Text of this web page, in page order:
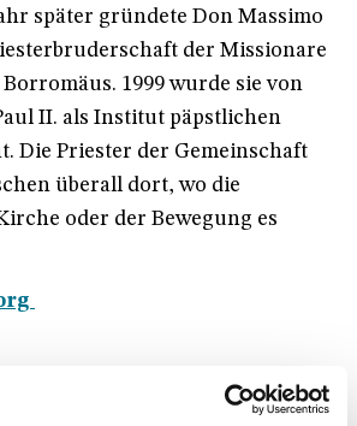
später gründete Don Massimo
der Missionare
1999 wurde sie von
II. als Institut päpstlichen
Die Priester der Gemeinschaft
überall dort, wo die
oder der Bewegung es